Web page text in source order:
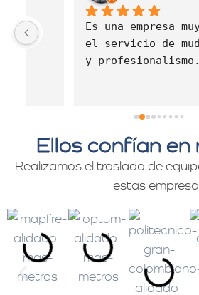
Es una empresa muy
el servicio de mudanzas
y profesionalismo.
Ellos confían en
Realizamos el traslado de
estas